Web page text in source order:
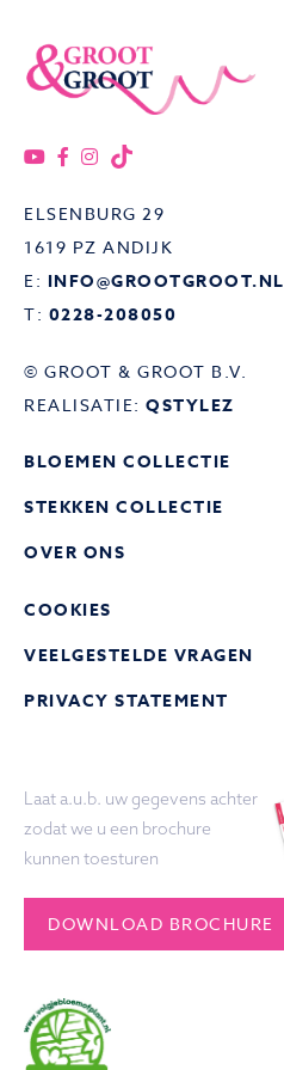
ELSENBURG 29
1619 PZ ANDIJK
E: INFO@GROOTGROOT.NL
T: 0228-208050
© GROOT & GROOT B.V.
REALISATIE: QSTYLEZ
BLOEMEN COLLECTIE
STEKKEN COLLECTIE
OVER ONS
COOKIES
VEELGESTELDE VRAGEN
PRIVACY STATEMENT
Laat a.u.b. uw gegevens achter
zodat we u een brochure
kunnen toesturen
DOWNLOAD BROCHURE